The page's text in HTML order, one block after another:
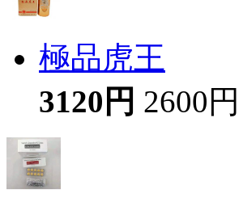
極品虎王
3120円 2600円